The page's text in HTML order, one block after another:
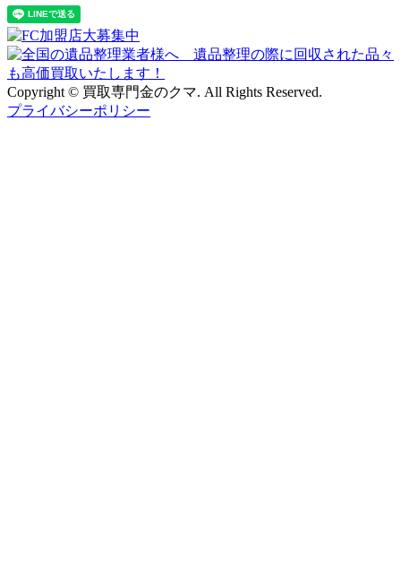
Copyright © 買取専門金のクマ. All Rights Reserved.
プライバシーポリシー